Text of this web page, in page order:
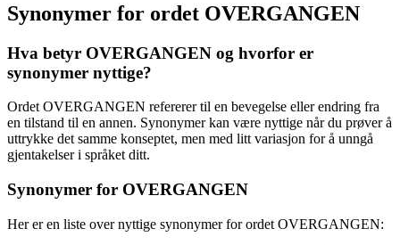
Synonymer for ordet OVERGANGEN
Hva betyr OVERGANGEN og hvorfor er
synonymer nyttige?
Ordet OVERGANGEN refererer til en bevegelse eller endring fra
en tilstand til en annen. Synonymer kan være nyttige når du prøver å
uttrykke det samme konseptet, men med litt variasjon for å unngå
gjentakelser i språket ditt.
Synonymer for OVERGANGEN
Her er en liste over nyttige synonymer for ordet OVERGANGEN: